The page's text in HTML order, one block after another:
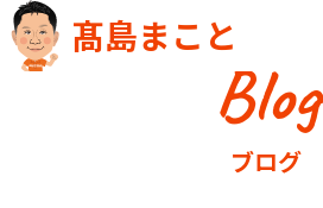
髙島まこと
Blog
ブログ